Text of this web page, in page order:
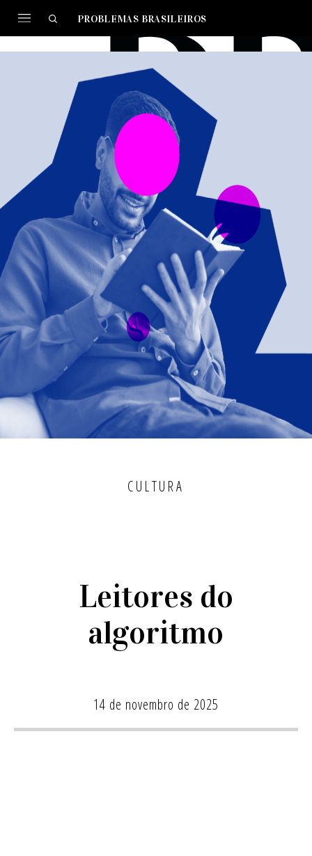
PROBLEMAS BRASILEIROS
CULTURA
Leitores do
algoritmo
14 de novembro de 2025